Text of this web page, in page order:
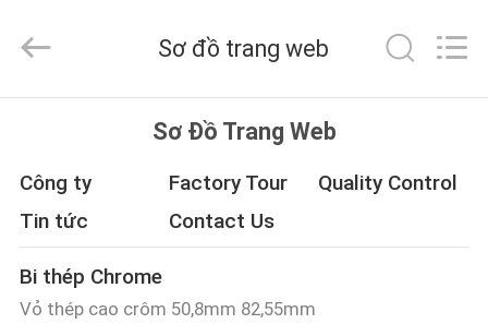
CÁC
SẢN
PHẨM
engineering
import
co.,ltd..
Sơ đồ trang web
Sơ Đồ Trang Web
Công ty Factory Tour
Quality Control
Tin tức
Contact Us
Bi thép Chrome
Vỏ thép cao crôm 50,8mm 82,55mm